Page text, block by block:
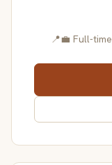
📍💼 Full-time